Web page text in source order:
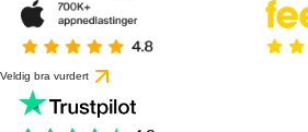
Veldig bra vurdert